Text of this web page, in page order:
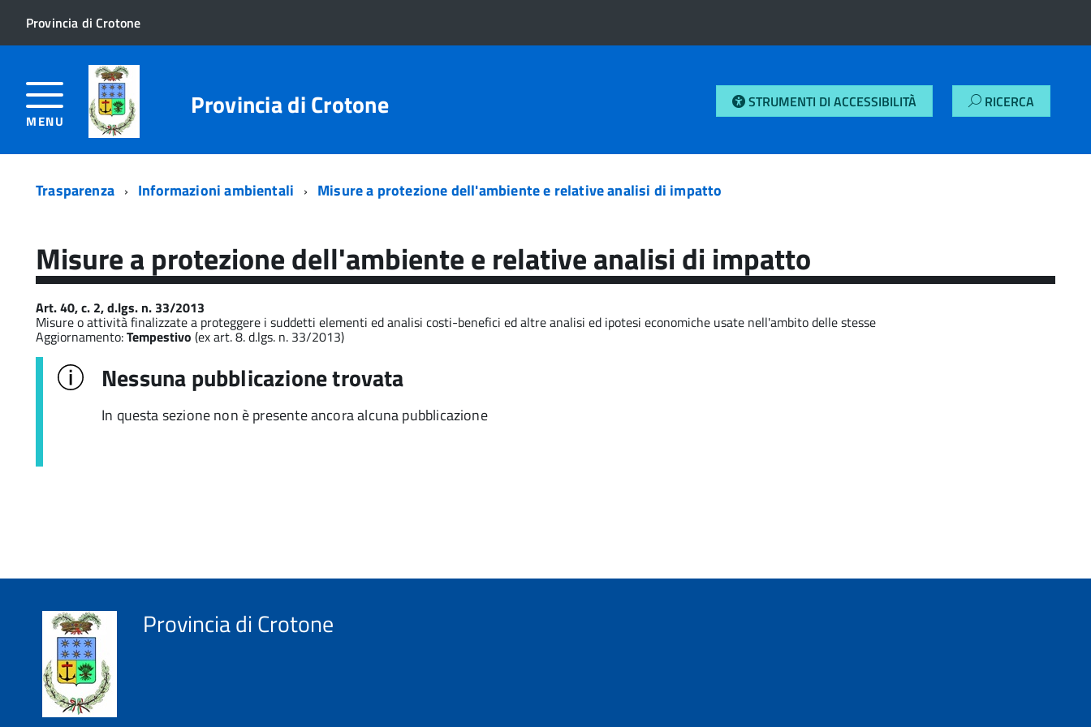
Provincia di Crotone
MENU Provincia di Crotone STRUMENTI DI ACCESSIBILITÀ RICERCA
Trasparenza Informazioni ambientali Misure a protezione dell'ambiente e relative analisi di impatto
Misure a protezione dell'ambiente e relative analisi di impatto
Art. 40, c. 2, d.lgs. n. 33/2013
Misure o attività finalizzate a proteggere i suddetti elementi ed analisi costi-benefici ed altre analisi ed ipotesi economiche usate nell'ambito delle stesse
Aggiornamento:Tempestivo (ex art. 8. d.lgs. n. 33/2013)
Nessuna pubblicazione trovata
In questa sezione non è presente ancora alcuna pubblicazione
Provincia di Crotone